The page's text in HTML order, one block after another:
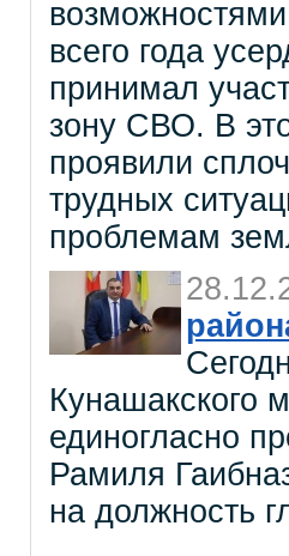
всего года
принимал
зону СВО. В
проявили
трудных
проблемам
Кунашакского
единогласно
Рамиля
на должность